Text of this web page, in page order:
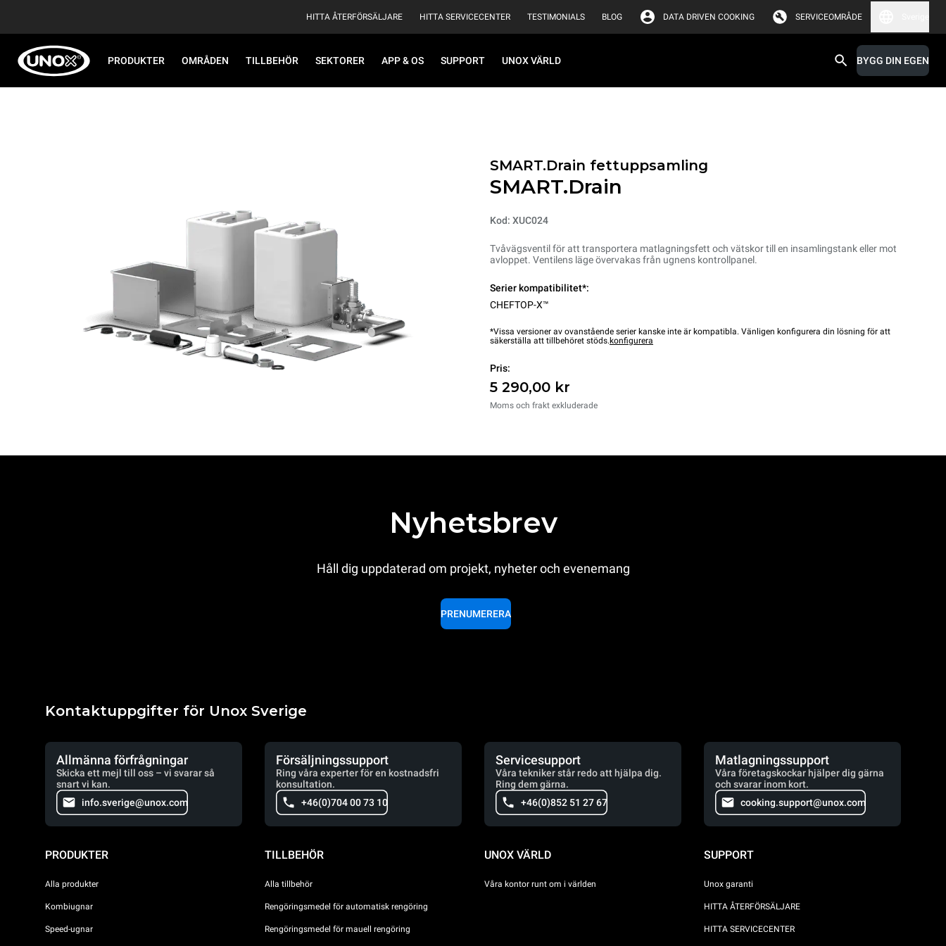
HITTA ÅTERFÖRSÄLJARE HITTA SERVICECENTER TESTIMONIALS BLOG DATA DRIVEN COOKING SERVICEOMRÅDE
PRODUKTER OMRÅDEN TILLBEHÖR SEKTORER APP & OS SUPPORT UNOX VÄRLD BYGG DIN EGEN
SMART.Drain fettuppsamling
SMART.Drain
Kod: XUC024
Tvåvägsventil för att transportera matlagningsfett och vätskor till en insamlingstank eller mot
avloppet. Ventilens läge övervakas från ugnens kontrollpanel.
Serier kompatibilitet*:
CHEFTOP-X™
*Vissa versioner av ovanstående serier kanske inte är kompatibla. Vänligen konfigurera din lösning för att
säkerställa att tillbehöret stöds. konfigurera
Pris:
5 290,00 kr
Moms och frakt exkluderade
Nyhetsbrev
Håll dig uppdaterad om projekt, nyheter och evenemang
PRENUMERERA
Kontaktuppgifter för Unox Sverige
Allmänna förfrågningar
Skicka ett mejl till oss – vi svarar så
snart vi kan.
info.sverige@unox.com
Försäljningssupport
Ring våra experter för en kostnadsfri
konsultation.
+46(0)704 00 73 10
Servicesupport
Våra tekniker står redo att hjälpa dig.
Ring dem gärna.
+46(0)852 51 27 67
Matlagningssupport
Våra företagskockar hjälper dig gärna
och svarar inom kort.
cooking.support@unox.com
PRODUKTER
Alla produkter
Kombiugnar
Speed-ugnar
TILLBEHÖR
Alla tillbehör
Rengöringsmedel för automatisk rengöring
Rengöringsmedel för mauell rengöring
UNOX VÄRLD
Våra kontor runt om i världen
SUPPORT
Unox garanti
HITTA ÅTERFÖRSÄLJARE
HITTA SERVICECENTER